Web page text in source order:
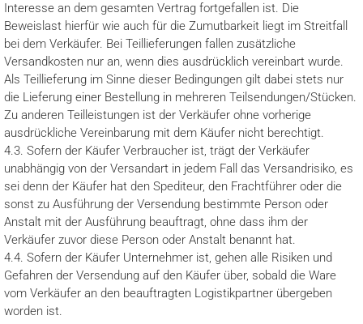
Interesse an dem gesamten Vertrag fortgefallen ist. Die
Beweislast hierfür wie auch für die Zumutbarkeit liegt im Streitfall
bei dem Verkäufer. Bei Teillieferungen fallen zusätzliche
Versandkosten nur an, wenn dies ausdrücklich vereinbart wurde.
Als Teillieferung im Sinne dieser Bedingungen gilt dabei stets nur
die Lieferung einer Bestellung in mehreren Teilsendungen/Stücken.
Zu anderen Teilleistungen ist der Verkäufer ohne vorherige
ausdrückliche Vereinbarung mit dem Käufer nicht berechtigt.
4.3. Sofern der Käufer Verbraucher ist, trägt der Verkäufer
unabhängig von der Versandart in jedem Fall das Versandrisiko, es
sei denn der Käufer hat den Spediteur, den Frachtführer oder die
sonst zu Ausführung der Versendung bestimmte Person oder
Anstalt mit der Ausführung beauftragt, ohne dass ihm der
Verkäufer zuvor diese Person oder Anstalt benannt hat.
4.4. Sofern der Käufer Unternehmer ist, gehen alle Risiken und
Gefahren der Versendung auf den Käufer über, sobald die Ware
vom Verkäufer an den beauftragten Logistikpartner übergeben
worden ist.